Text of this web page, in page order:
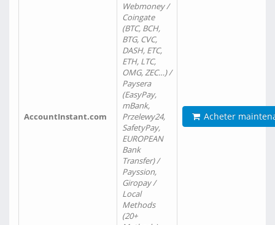
AccountInstant.com
Webmoney /
Coingate
(BTC, BCH,
BTG, CVC,
DASH, ETC,
ETH, LTC,
OMG, ZEC…) /
Paysera
(EasyPay,
mBank,
Przelewy24,
SafetyPay,
EUROPEAN
Bank
Transfer) /
Payssion,
Giropay /
Local
Methods
(20+
Acheter